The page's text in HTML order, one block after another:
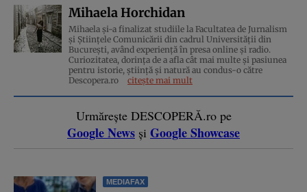
Mihaela Horchidan
Mihaela și-a finalizat studiile la Facultatea de Jurnalism
și Științele Comunicării din cadrul Universității din
București, având experiență în presa online și radio.
Curiozitatea, dorința de a afla cât mai multe și pasiunea
pentru istorie, ştiinţă şi natură au condus-o către
Descopera.ro
citește mai mult
Urmărește DESCOPERĂ.ro pe
Google News și Google Showcase
MEDIAFAX